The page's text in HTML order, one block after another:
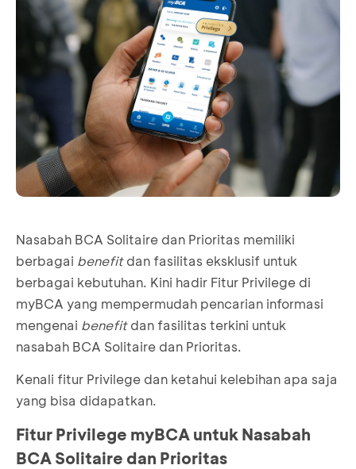
Nasabah BCA Solitaire dan Prioritas memiliki
berbagai benefitdan fasilitas eksklusif untuk
berbagai kebutuhan. Kini hadir Fitur Privilege di
myBCA yang mempermudah pencarian informasi
mengenai benefitdan fasilitas terkini untuk
nasabah BCA Solitaire dan Prioritas.
Kenali fitur Privilege dan ketahui kelebihan apa saja
yang bisa didapatkan.
Fitur Privilege myBCA untuk Nasabah
BCA Solitaire dan Prioritas